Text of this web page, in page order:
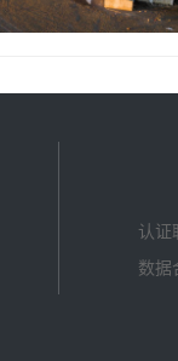
认证
数据